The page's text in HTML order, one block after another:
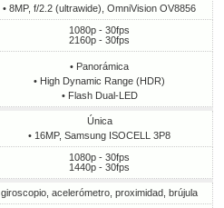
• 8MP, f/2.2 (ultrawide), OmniVision OV8856
1080p - 30fps
2160p - 30fps
• Panorámica
• High Dynamic Range (HDR)
• Flash Dual-LED
Única
• 16MP, Samsung ISOCELL 3P8
1080p - 30fps
1440p - 30fps
giroscopio, acelerómetro, proximidad, brújula